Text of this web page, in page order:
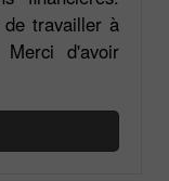
travailler à
d'avoir